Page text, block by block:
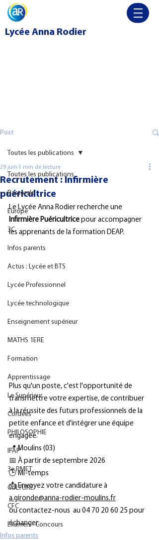
Lycée Anna Rodier
Post
Toutes les publications
Pastorale
Europe
3C
Infos parents
Actus : Lycée et BTS
Lycée Professionnel
Lycée technologique
Enseignement supérieur
MATHS 1ERE
Formation
Apprentissage
Le Supérieur
Cordées
PHILOSOPHIE
IFAP
3e PMET
CULTURE
CFC
Examen - Concours
Toutes les publications
Recrutement : Infirmière
puéricultrice
29 juin 1 min de lecture
Le Lycée Anna Rodier recherche une
Infirmière Puéricultrice pour accompagner
les apprenants de la formation DEAP.
Plus qu'un poste, c'est l'opportunité de
transmettre votre expertise, de contribuer
à la réussite des futurs professionnels de la
petite enfance et d'intégrer une équipe
engagée.
📍 Moulins (03)
📅 À partir de septembre 2026
🕒 Mi-temps
📩 Envoyez votre candidature à
a.gironde@anna-rodier-moulins.fr
ou contactez-nous  au 04 70 20 60 25 pour
échanger.
Infos parents